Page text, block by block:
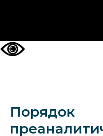
Порядок